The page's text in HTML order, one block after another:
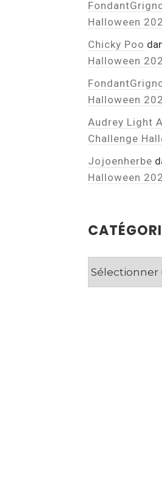
Halloween
Chicky Poo
Halloween
Halloween
Audrey Light
Challenge
Jojoenherbe
Halloween
Catégories